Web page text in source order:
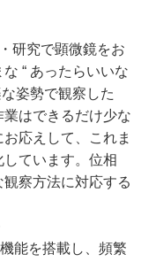
研究で顕微鏡をお
“ あったらいいな
姿勢で観察した
はできるだけ少な
応えして、これま
ています。位相
察方法に対応する
能を搭載し、頻繁